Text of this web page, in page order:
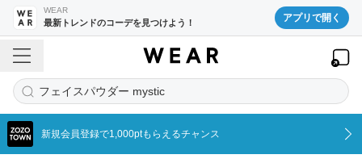
WEAR
最新トレンドのコーデを見つけよう！ アプリで開く
フェイスパウダー mystic
新規会員登録で1,000ptもらえるチャンス